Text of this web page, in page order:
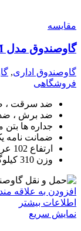
مقايسه
گاوصندوق مدل 350DKRM
گاوصندوق اداری,
فروشگاهی
ضد سرقت ،
ضد برش ،
جداره ها
ضمانت نامه
ارتفاع 102 عرض 45 عمق 40
وزن 310 کیلوگرم
افزودن به علاقه
اطلاعات بیشتر
نمایش سریع